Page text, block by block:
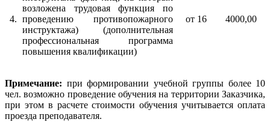
4.
возложена трудовая функция по
проведению противопожарного
инструктажа) (дополнительная
профессиональная программа
повышения квалификации)
от 16 4000,00
Примечание: при формировании учебной группы более 10
чел. возможно проведение обучения на территории Заказчика,
при этом в расчете стоимости обучения учитывается оплата
проезда преподавателя.